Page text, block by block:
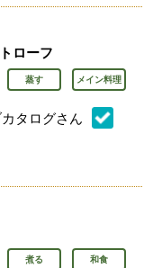
ローフ
蒸す メイン料理
タログさん
：
煮る 和食